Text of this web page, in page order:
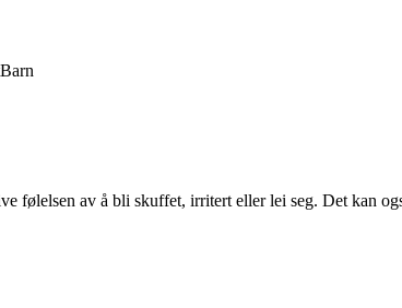
Barn
følelsen av å bli skuffet, irritert eller lei seg. Det kan